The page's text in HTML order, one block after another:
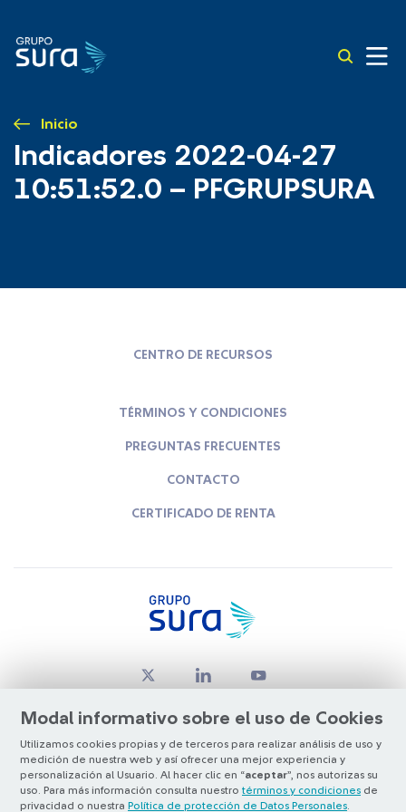
Inicio
Indicadores 2022-04-27
10:51:52.0 – PFGRUPSURA
Modal informativo sobre el uso de Cookies
Utilizamos cookies propias y de terceros para realizar análisis de uso y
medición de nuestra web y así ofrecer una mejor experiencia y
personalización al Usuario. Al hacer clic en “aceptar”, nos autorizas su
uso. Para más información consulta nuestro términos y condiciones de
privacidad o nuestra Política de protección de Datos Personales
CENTRO DE RECURSOS
TÉRMINOS Y CONDICIONES
PREGUNTAS FRECUENTES
CONTACTO
CERTIFICADO DE RENTA
© Copyright Grupo SURA 2026